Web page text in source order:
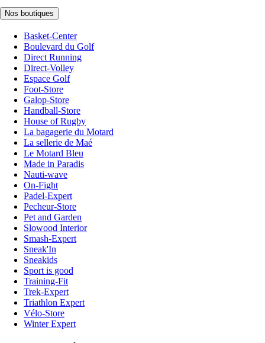
Nos boutiques
Basket-Center
Boulevard du Golf
Direct Running
Direct-Volley
Espace Golf
Foot-Store
Galop-Store
Handball-Store
House of Rugby
La bagagerie du Motard
La sellerie de Maé
Le Motard Bleu
Made in Paradis
Nauti-wave
On-Fight
Padel-Expert
Pecheur-Store
Pet and Garden
Slowood Interior
Smash-Expert
Sneak'In
Sneakids
Sport is good
Training-Fit
Trek-Expert
Triathlon Expert
Vélo-Store
Winter Expert